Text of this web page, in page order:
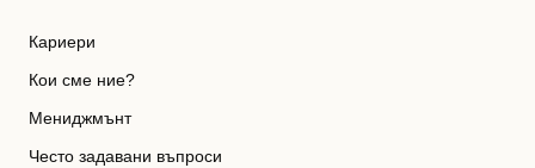
Кариери
Кои сме ние?
Мениджмънт
Често задавани въпроси